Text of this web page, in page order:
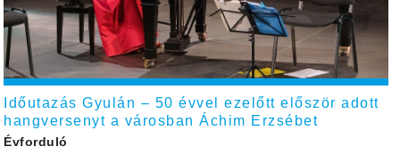
Időutazás Gyulán – 50 évvel ezelőtt először adott
hangversenyt a városban Áchim Erzsébet
Évforduló